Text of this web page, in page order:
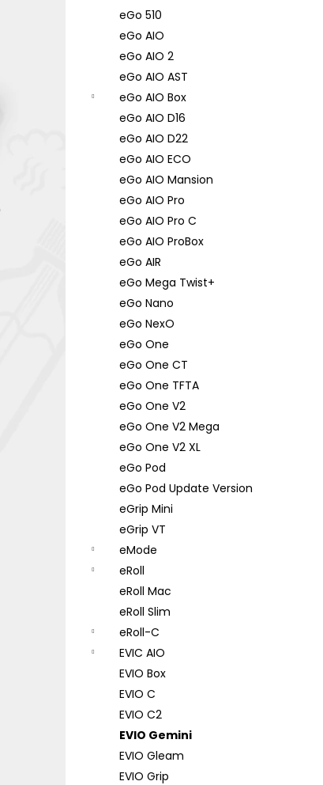
eGo 510
eGo AIO
eGo AIO 2
eGo AIO AST
eGo AIO Box
eGo AIO D16
eGo AIO D22
eGo AIO ECO
eGo AIO Mansion
eGo AIO Pro
eGo AIO Pro C
eGo AIO ProBox
eGo AIR
eGo Mega Twist+
eGo Nano
eGo NexO
eGo One
eGo One CT
eGo One TFTA
eGo One V2
eGo One V2 Mega
eGo One V2 XL
eGo Pod
eGo Pod Update Version
eGrip Mini
eGrip VT
eMode
eRoll
eRoll Mac
eRoll Slim
eRoll-C
EVIC AIO
EVIO Box
EVIO C
EVIO C2
EVIO Gemini
EVIO Gleam
EVIO Grip